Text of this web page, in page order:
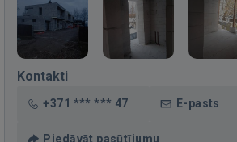
Kontakti
+371 *** *** 47 E-pasts
Piedāvāt pasūtījumu